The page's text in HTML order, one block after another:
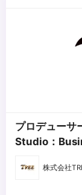
プロデューサ
Studio：
株式会社